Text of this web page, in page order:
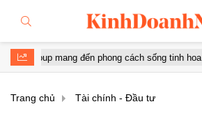
mang đến phong cách sống tinh hoa với đặc
Trang chủ Tài chính - Đầu tư